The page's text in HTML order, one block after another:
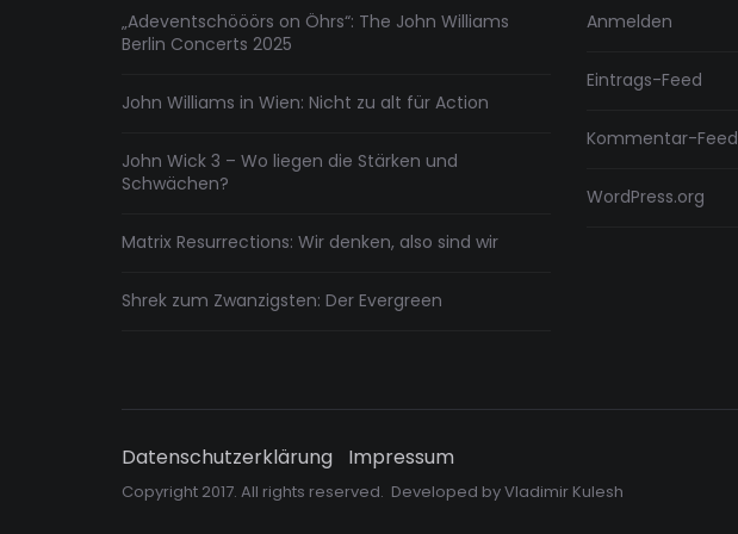
„Adeventschööörs on Öhrs“: The John Williams
Berlin Concerts 2025
John Williams in Wien: Nicht zu alt für Action
John Wick 3 – Wo liegen die Stärken und
Schwächen?
Matrix Resurrections: Wir denken, also sind wir
Shrek zum Zwanzigsten: Der Evergreen
Anmelden
Eintrags-Feed
Kommentar-Feed
WordPress.org
Datenschutzerklärung Impressum
Copyright 2017. All rights reserved. Developed byVladimir Kulesh